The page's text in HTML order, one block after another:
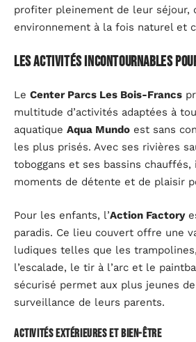
profiter pleinement de leur séjour,
environnement à la fois naturel et
Les activités incontournables
Le Center Parcs Les Bois-Francs
multitude d’activités adaptées à
aquatique Aqua Mundo est sans
les plus prisés. Avec ses rivières
toboggans et ses bassins chauffés,
moments de détente et de plaisir
Pour les enfants, l’Action Factory
paradis. Ce lieu couvert offre une
ludiques telles que les
l’escalade, le tir à l’arc et le
sécurisé permet aux plus jeunes
surveillance de leurs parents.
Activités extérieures et bien-être